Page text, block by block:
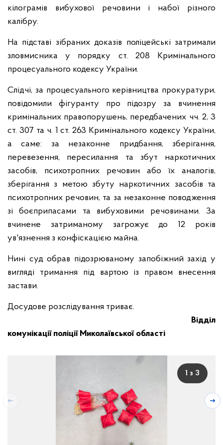
кілограмів вибухової речовини і набої різного
калібру.
На підставі зібраних доказів поліцейські затримали
зловмисника у порядку ст. 208 Кримінального
процесуального кодексу України.
Слідчі, за процесуального керівництва прокуратури,
повідомили фігуранту про підозру за вчинення
кримінальних правопорушень, передбачених чч. 2, 3
ст. 307 та ч. 1 ст. 263 Кримінального кодексу України,
а саме: за незаконне придбання, зберігання,
перевезення, пересилання та збут наркотичних
засобів, психотропних речовин або їх аналогів,
зберігання з метою збуту наркотичних засобів та
психотропних речовин, та за незаконне поводження
зі боєприпасами та вибуховими речовинами. За
вчинене затриманому загрожує до 12 років
ув'язнення з конфіскацією майна.
Нині суд обрав підозрюваному запобіжний захід у
вигляді тримання під вартою із правом внесення
застави.
Досудове розслідування триває.
Відділ
комунікації поліції Миколаївської області
1 з 3